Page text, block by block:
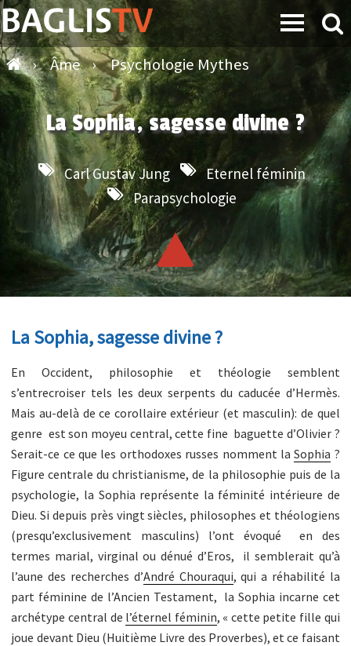
› Âme › Psychologie Mythes
La Sophia, sagesse divine ?
Carl Gustav Jung
Eternel féminin
Parapsychologie
La Sophia, sagesse divine ?
En Occident, philosophie et théologie semblent
s’entrecroiser tels les deux serpents du caducée d’Hermès.
Mais au-delà de ce corollaire extérieur (et masculin): de quel
genre est son moyeu central, cette fine baguette d’Olivier ?
Serait-ce ce que les orthodoxes russes nomment laSophia ?
Figure centrale du christianisme, de la philosophie puis de la
psychologie, la Sophia représente la féminité intérieure de
Dieu. Si depuis près vingt siècles, philosophes et théologiens
(presqu’exclusivement masculins) l’ont évoqué en des
termes marial, virginal ou dénué d’Eros, il semblerait qu’à
l’aune des recherches d’André Chouraqui, qui a réhabilité la
part féminine de l’Ancien Testament, la Sophia incarne cet
archétype central de l’éternel féminin, « cette petite fille qui
joue devant Dieu (Huitième Livre des Proverbes), et ce faisant